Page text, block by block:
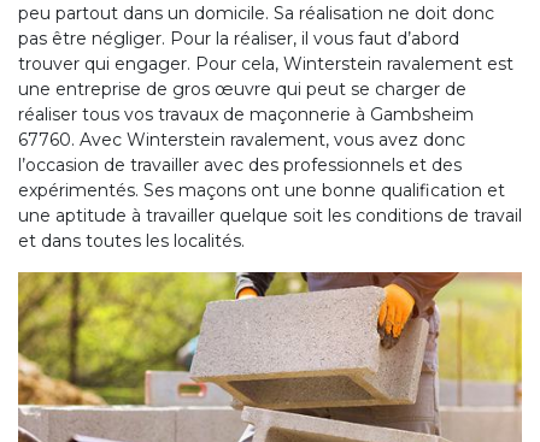
peu partout dans un domicile. Sa réalisation ne doit donc
pas être négliger. Pour la réaliser, il vous faut d’abord
trouver qui engager. Pour cela, Winterstein ravalement est
une entreprise de gros œuvre qui peut se charger de
réaliser tous vos travaux de maçonnerie à Gambsheim
67760. Avec Winterstein ravalement, vous avez donc
l’occasion de travailler avec des professionnels et des
expérimentés. Ses maçons ont une bonne qualification et
une aptitude à travailler quelque soit les conditions de travail
et dans toutes les localités.